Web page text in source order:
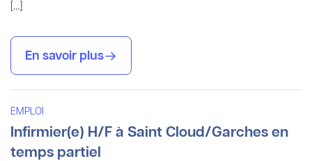
[…]
En savoir plus
EMPLOI
Infirmier(e) H/F à Saint Cloud/Garches en
temps partiel